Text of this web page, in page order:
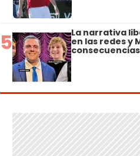
5 La narrativa
en las redes y